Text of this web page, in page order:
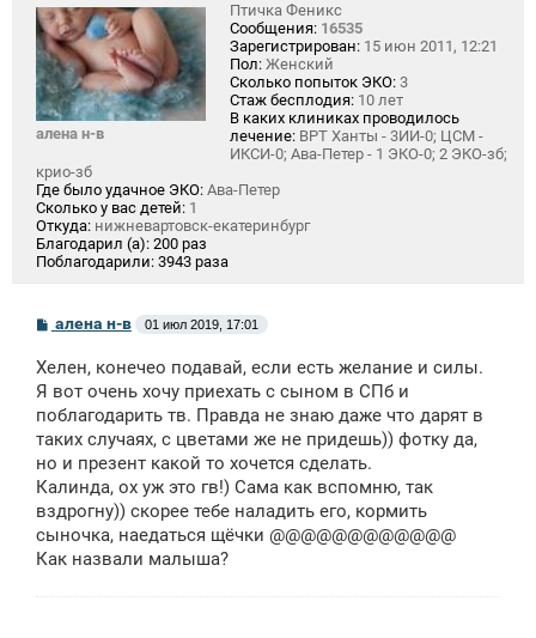
алена н-в
Птичка Феникс
Сообщения: 16535
Зарегистрирован: 15 июн 2011, 12:21
Пол: Женский
Сколько попыток ЭКО: 3
Стаж бесплодия: 10 лет
В каких клиниках проводилось
лечение: ВРТ Ханты - 3ИИ-0; ЦСМ -
ИКСИ-0; Ава-Петер - 1 ЭКО-0; 2 ЭКО-зб;
крио-зб
Где было удачное ЭКО: Ава-Петер
Сколько у вас детей: 1
Откуда: нижневартовск-екатеринбург
Благодарил (а): 200 раз
Поблагодарили: 3943 раза
С
б
щ
н
и
алена н-в 01 июл 2019, 17:01
Хелен, конечео подавай, если есть желание и силы.
Я вот очень хочу приехать с сыном в СПб и
поблагодарить тв. Правда не знаю даже что дарят в
таких случаях, с цветами же не придешь)) фотку да,
но и презент какой то хочется сделать.
Калинда, ох уж это гв!) Сама как вспомню, так
вздрогну)) скорее тебе наладить его, кормить
сыночка, наедаться щёчки @@@@@@@@@@@@
Как назвали малыша?